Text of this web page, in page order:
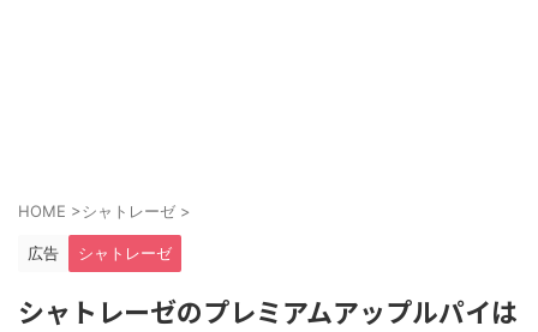
HOME >シャトレーゼ >
広告 シャトレーゼ
シャトレーゼのプレミアムアップルパイは